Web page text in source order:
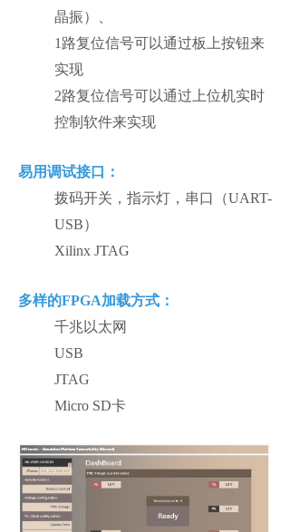
晶振）、
1路复位信号可以通过板上按钮来
实现
2路复位信号可以通过上位机实时
控制软件来实现
易用调试接口：
拨码开关，指示灯，串口（UART-
USB）
Xilinx JTAG
多样的FPGA加载方式：
千兆以太网
USB
JTAG
Micro SD卡